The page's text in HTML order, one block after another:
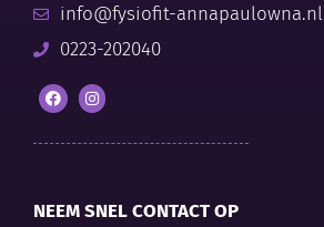
info@fysiofit-annapaulowna.nl
0223-202040
NEEM SNEL CONTACT OP